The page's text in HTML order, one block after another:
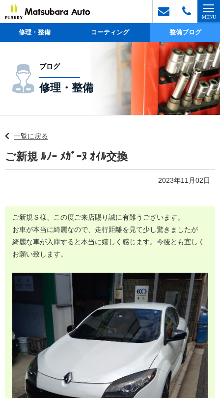
修理・整備 コーティング 整備ブログ
ブログ
修理・整備
一覧に戻る
ご新規 ﾙﾉｰ ﾒｶﾞｰﾇ ｵｲﾙ交換
2023年11月02日
ご新規Ｓ様、この度ご来店賜り誠に有難うございます。
お車が本当に綺麗なので、走行距離を見て少し驚きましたが
綺麗な車が入庫すると本当に嬉しく感じます。今後とも宜しく
お願い致します。